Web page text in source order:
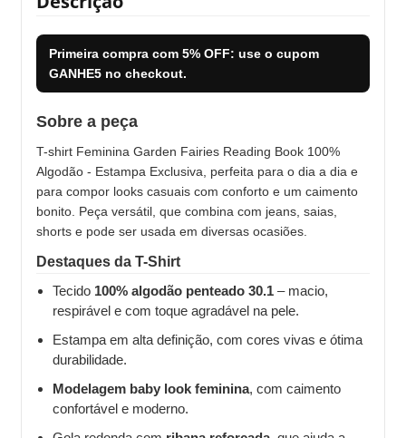
Primeira compra com 5% OFF: use o cupom
GANHE5 no checkout.
Sobre a peça
T-shirt Feminina Garden Fairies Reading Book 100%
Algodão - Estampa Exclusiva, perfeita para o dia a dia e
para compor looks casuais com conforto e um caimento
bonito. Peça versátil, que combina com jeans, saias,
shorts e pode ser usada em diversas ocasiões.
Destaques da T-Shirt
Tecido 100% algodão penteado 30.1 – macio,
respirável e com toque agradável na pele.
Estampa em alta definição, com cores vivas e ótima
durabilidade.
Modelagem baby look feminina, com caimento
confortável e moderno.